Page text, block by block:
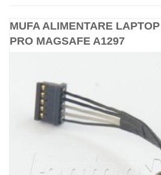
MUFA ALIMENTARE
PRO MAGSAFE A1297